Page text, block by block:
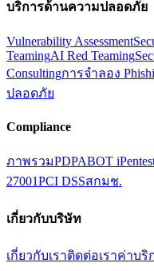
บริการด้านความปลอดภัย
Vulnerability Assessment
TeamingAI Red Teaming
Consultingการจำลอง
ปลอดภัย
Compliance
ภาพรวมPDPABOT
27001PCI DSSสกมช.
เกี่ยวกับบริษัท
เกี่ยวกับเราติดต่อเราค่าบริ